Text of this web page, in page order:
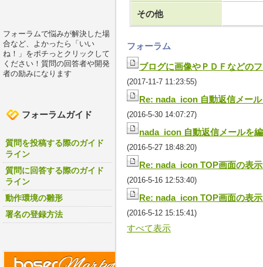
その他
フォーラム
ブログに画像やＰＤＦなどの
(2017-11-7 11:23:55)
Re: nada_icon 自動返信メー
(2016-5-30 14:07:27)
nada_icon 自動返信メールを
(2016-5-27 18:48:20)
Re: nada_icon TOP画面の表
(2016-5-16 12:53:40)
Re: nada_icon TOP画面の表
(2016-5-12 15:15:41)
すべて表示
フォーラムで悩みが解決した場
合など、よかったら「いい
ね！」をポチっとクリックして
ください！質問の回答者や開発
者の励みになります
フォーラムガイド
質問を投稿する際のガイド
ライン
質問に回答する際のガイド
ライン
動作環境の雛形
署名の登録方法